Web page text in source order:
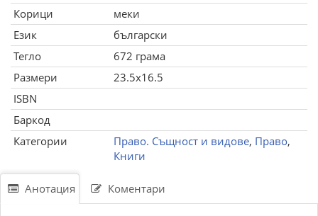
Корици
меки
Език
български
Тегло
672 грама
Размери
23.5x16.5
ISBN
Баркод
Категории
Право. Същност и видове, Право,
Книги
Анотация Коментари